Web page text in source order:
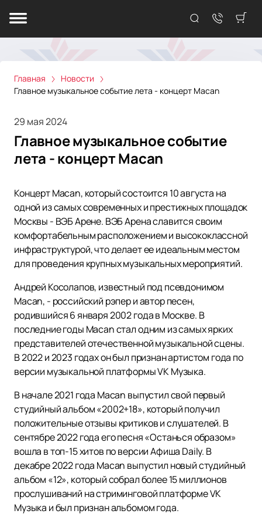
Главная
Новости
Главное музыкальное событие лета - концерт Macan
29 мая 2024
Главное музыкальное событие
лета - концерт Macan
Концерт Macan, который состоится 10 августа на
одной из самых современных и престижных площадок
Москвы - ВЭБ Арене. ВЭБ Арена славится своим
комфортабельным расположением и высококлассной
инфраструктурой, что делает ее идеальным местом
для проведения крупных музыкальных мероприятий.
Андрей Косолапов, известный под псевдонимом
Macan, - российский рэпер и автор песен,
родившийся 6 января 2002 года в Москве. В
последние годы Macan стал одним из самых ярких
представителей отечественной музыкальной сцены.
В 2022 и 2023 годах он был признан артистом года по
версии музыкальной платформы VK Музыка.
В начале 2021 года Macan выпустил свой первый
студийный альбом «2002+18», который получил
положительные отзывы критиков и слушателей. В
сентябре 2022 года его песня «Останься образом»
вошла в топ-15 хитов по версии Афиша Daily. В
декабре 2022 года Macan выпустил новый студийный
альбом «12», который собрал более 15 миллионов
прослушиваний на стриминговой платформе VK
Музыка и был признан альбомом года.